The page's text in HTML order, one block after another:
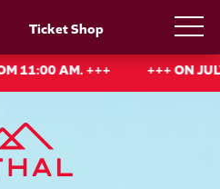
Ticket Shop
+++ ON JULY 30, CHAIRLIFT